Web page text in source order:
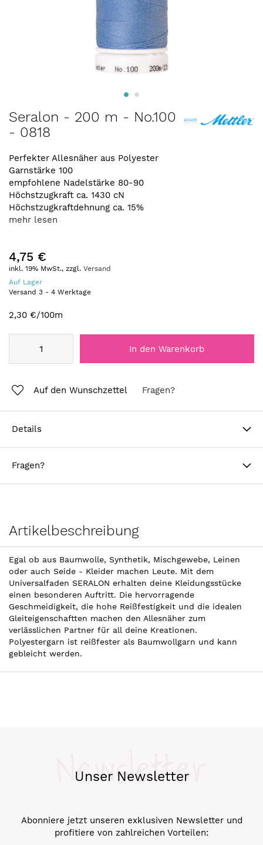
Anfang
der
springen
Seralon - 200 m - No.100
- 0818
Perfekter Allesnäher aus Polyester
Garnstärke 100
empfohlene Nadelstärke 80-90
Höchstzugkraft ca. 1430 cN
Höchstzugkraftdehnung ca. 15%
mehr lesen
4,75 €
inkl. 19% MwSt., zzgl. Versand
Auf Lager
Versand 3 - 4 Werktage
2,30 €/100m
In den Warenkorb
Auf den Wunschzettel Fragen?
Details
Fragen?
Artikelbeschreibung
Egal ob aus Baumwolle, Synthetik, Mischgewebe, Leinen
oder auch Seide - Kleider machen Leute. Mit dem
Universalfaden SERALON erhalten deine Kleidungsstücke
einen besonderen Auftritt. Die hervorragende
Geschmeidigkeit, die hohe Reißfestigkeit und die idealen
Gleiteigenschaftten machen den Allesnäher zum
verlässlichen Partner für all deine Kreationen.
Polyestergarn ist reißfester als Baumwollgarn und kann
gebleicht werden.
Unser Newsletter
Newsletter
Abonniere jetzt unseren exklusiven Newsletter und
profitiere von zahlreichen Vorteilen: